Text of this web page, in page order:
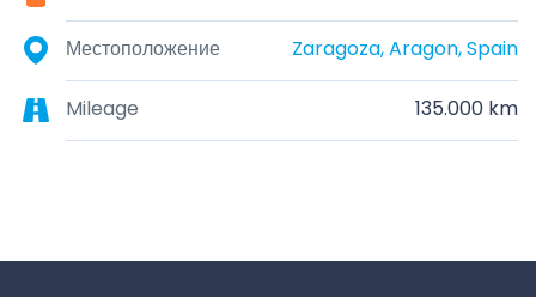
Местоположение Zaragoza, Aragon, Spain
Mileage 135.000 km